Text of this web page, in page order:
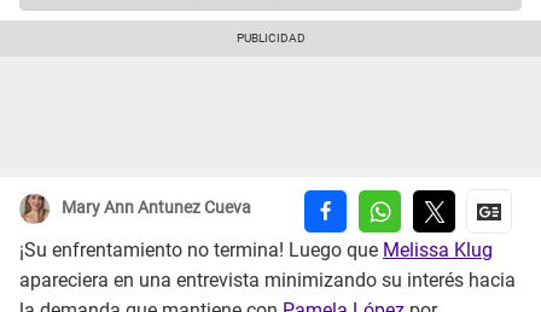
Mary Ann Antunez Cueva
¡Su enfrentamiento no termina! Luego que Melissa Klug
apareciera en una entrevista minimizando su interés hacia